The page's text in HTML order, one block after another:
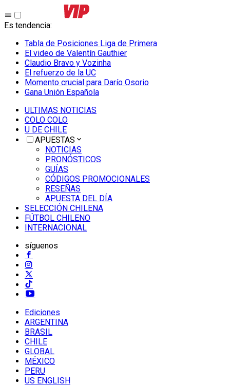
Es tendencia:
Tabla de Posiciones Liga de Primera
El video de Valentín Gauthier
Claudio Bravo y Vozinha
El refuerzo de la UC
Momento crucial para Darío Osorio
Gana Unión Española
ULTIMAS NOTICIAS
COLO COLO
U DE CHILE
APUESTAS
NOTICIAS
PRONÓSTICOS
GUÍAS
CÓDIGOS PROMOCIONALES
RESEÑAS
APUESTA DEL DÍA
SELECCIÓN CHILENA
FÚTBOL CHILENO
INTERNACIONAL
síguenos
Ediciones
ARGENTINA
BRASIL
CHILE
GLOBAL
MÉXICO
PERU
US ENGLISH